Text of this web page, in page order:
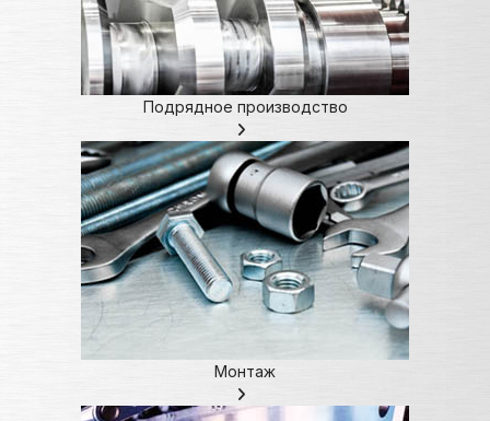
Подрядное производство
Монтаж